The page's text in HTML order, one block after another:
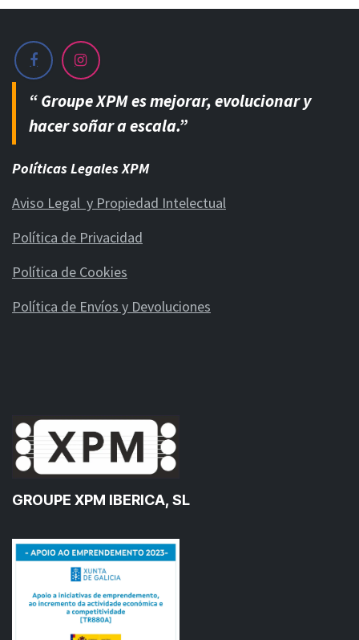
“ Groupe XPM es mejorar, evolucionar y
hacer soñar a escala.”
Políticas Legales XPM
Aviso Legal y Propiedad Intelectual
Política de Privacidad
Política de Cookies
Política de Envíos y Devoluciones
GROUPE XPM IBERICA, SL